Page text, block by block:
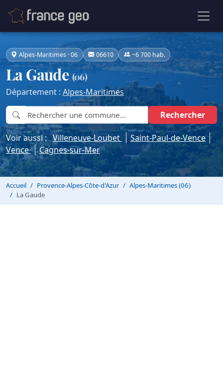
Alpes-Maritimes · 06 06610 ~6 700 hab.
La Gaude (06)
Département : Alpes-Maritimes
Rechercher
Voir aussi :Villeneuve-Loubet
Saint-Paul-de-Vence
Vence
Cagnes-sur-Mer
Accueil Provence-Alpes-Côte-d'Azur
Alpes-Maritimes (06)
La Gaude